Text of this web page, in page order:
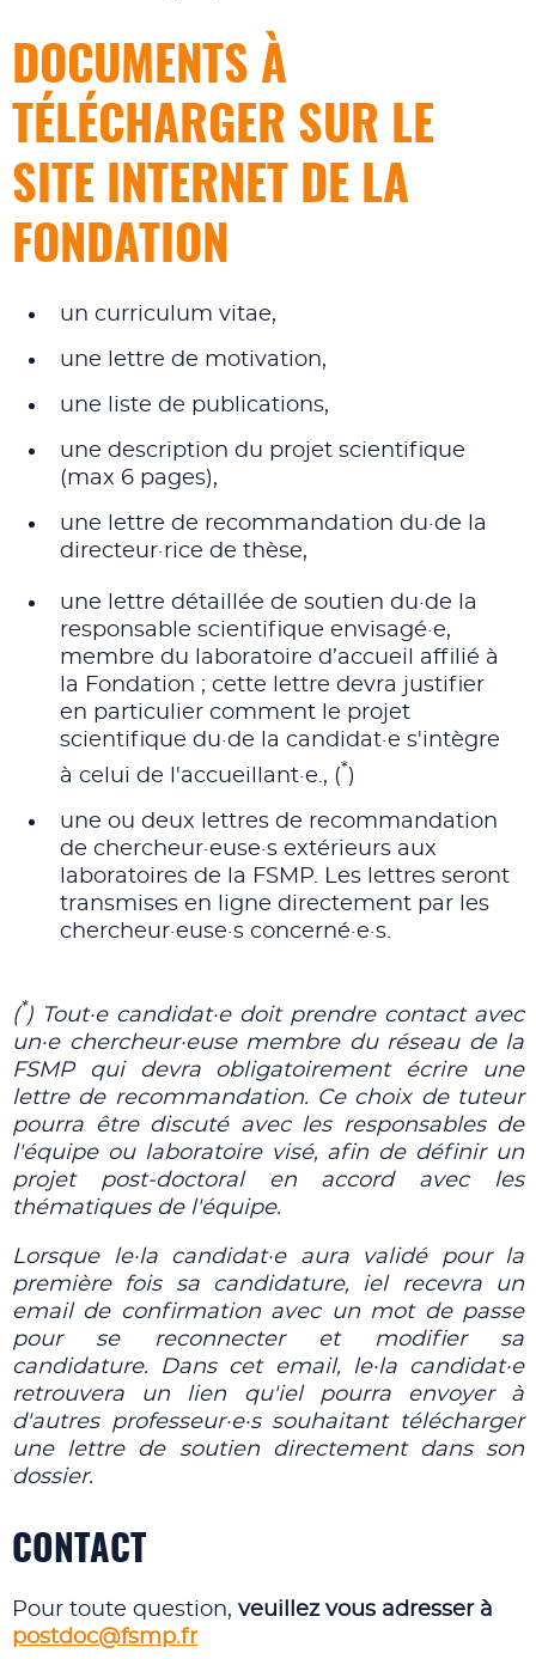
DOCUMENTS À
TÉLÉCHARGER SUR LE
SITE INTERNET DE LA
FONDATION
un curriculum vitae,
une lettre de motivation,
une liste de publications,
une description du projet scientifique
(max 6 pages),
une lettre de recommandation du·de la
directeur·rice de thèse,
une lettre détaillée de soutien du·de la
responsable scientifique envisagé·e,
membre du laboratoire d’accueil affilié à
la Fondation ; cette lettre devra justifier
en particulier comment le projet
scientifique du·de la candidat·e s'intègre
à celui de l'accueillant·e., (*)
une ou deux lettres de recommandation
de chercheur·euse·s extérieurs aux
laboratoires de la FSMP. Les lettres seront
transmises en ligne directement par les
chercheur·euse·s concerné·e·s.
(*) Tout·e candidat·e doit prendre contact avec
un·e chercheur·euse membre du réseau de la
FSMP qui devra obligatoirement écrire une
lettre de recommandation. Ce choix de tuteur
pourra être discuté avec les responsables de
l'équipe ou laboratoire visé, afin de définir un
projet post-doctoral en accord avec les
thématiques de l'équipe.
Lorsque le·la candidat·e aura validé pour la
première fois sa candidature, iel recevra un
email de confirmation avec un mot de passe
pour se reconnecter et modifier sa
candidature. Dans cet email, le·la candidat·e
retrouvera un lien qu'iel pourra envoyer à
d'autres professeur·e·s souhaitant télécharger
une lettre de soutien directement dans son
dossier.
CONTACT
Pour toute question, veuillez vous adresser à
postdoc@fsmp.fr